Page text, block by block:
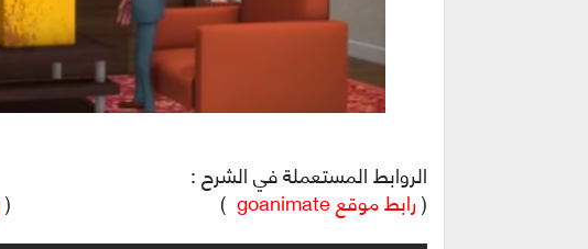
الروابط المستعملة في الشرح :
(رابط موقع goanimate ) (